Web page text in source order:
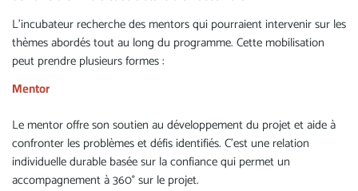
L’incubateur recherche des mentors qui pourraient intervenir sur les
thèmes abordés tout au long du programme. Cette mobilisation
peut prendre plusieurs formes :
Mentor
Le mentor offre son soutien au développement du projet et aide à
confronter les problèmes et défis identifiés. C’est une relation
individuelle durable basée sur la confiance qui permet un
accompagnement à 360° sur le projet.